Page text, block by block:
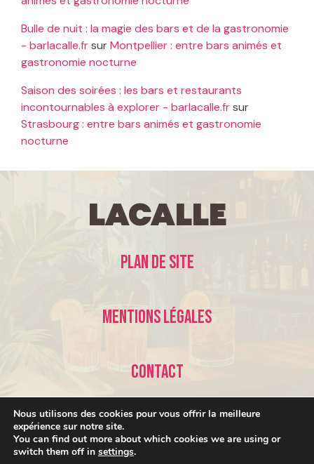
Bulle de nuit : la magie des bars et de la gastronomie
- barlacalle.frsurMontpellier : entre bars animés et
gastronomie nocturne
Saison des soirées : les bars et restaurants
incontournables à explorer - barlacalle.frsur
Strasbourg : entre bars animés et gastronomie
nocturne
LaCalle
Plan de site
Mentions légales
Contact
Nous utilisons des cookies pour vous offrir la meilleure
expérience sur notre site.
You can find out more about which cookies we are using or
switch them off in settings.